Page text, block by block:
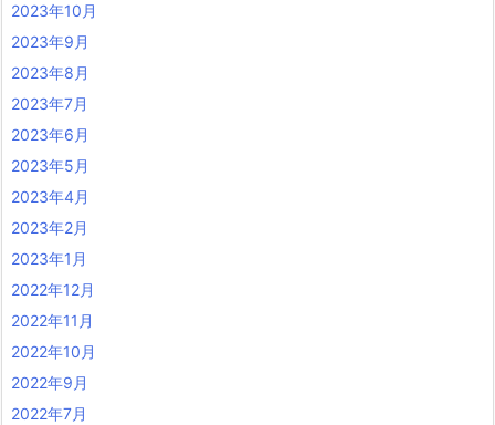
2023年10月
2023年9月
2023年8月
2023年7月
2023年6月
2023年5月
2023年4月
2023年2月
2023年1月
2022年12月
2022年11月
2022年10月
2022年9月
2022年7月